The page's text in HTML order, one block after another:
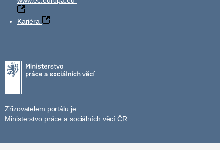
Kariéra
Zřizovatelem portálu je
Ministerstvo práce a sociálních věcí ČR